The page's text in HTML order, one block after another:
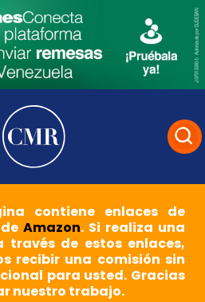
contiene enlaces de
deAmazon. Si realiza una
través de estos enlaces,
recibir una comisión sin
para usted. Gracias
nuestro trabajo.